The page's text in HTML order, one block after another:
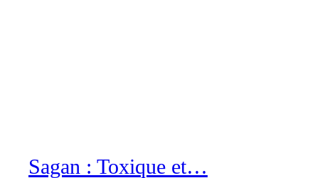
Sagan : Toxique et…